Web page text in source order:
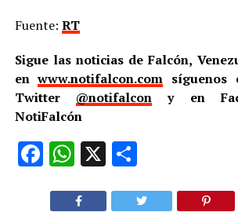
Fuente: RT
Sigue las noticias de Falcón,
enwww.notifalcon.com síguenos
Twitter @notifalcon y en
NotiFalcón
Facebook
WhatsApp
X Compartir